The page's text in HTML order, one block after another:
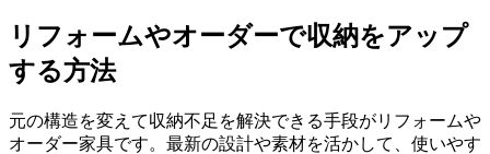
リフォームやオーダーで収納をアップ
する方法
元の構造を変えて収納不足を解決できる手段がリフォームや
オーダー家具です。最新の設計や素材を活かして、使いやす